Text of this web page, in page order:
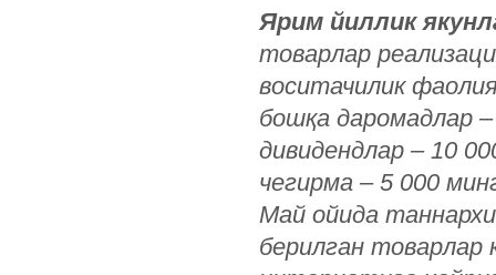
Ярим йиллик
товарлар
воситачилик
бошқа даромадлар
дивидендлар – 10
чегирма – 5 000
Май ойида
берилган товарлар